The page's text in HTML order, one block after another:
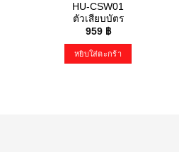
HU-CSW01
ตัวเสียบบัตร
959 ฿
หยิบใส่ตะกร้า